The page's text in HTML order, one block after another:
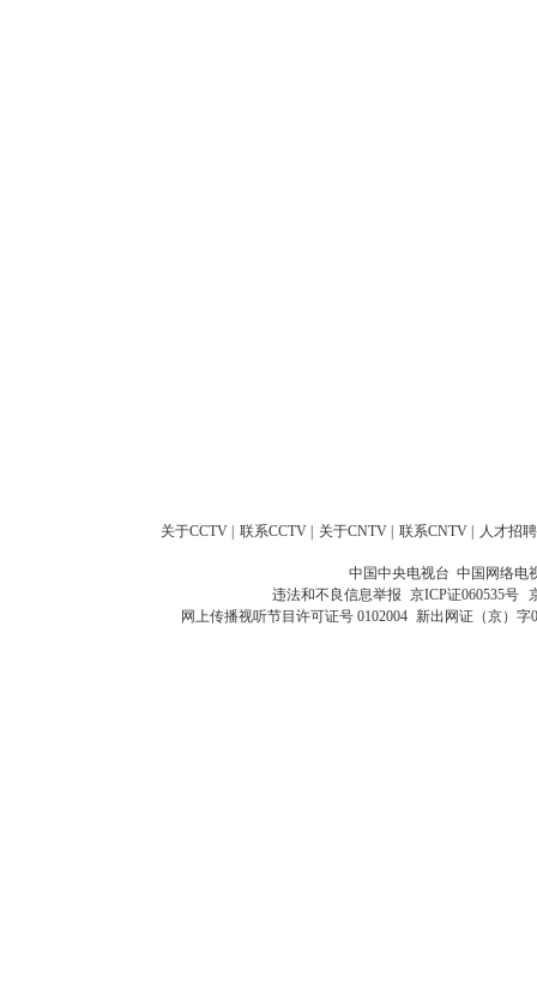
关于CCTV 联系CCTV 关于CNTV 联系CNTV 人才招聘
中国中央电视台 中国网络电
违法和不良信息举报 京ICP证060535号
网上传播视听节目许可证号 0102004 新出网证（京）